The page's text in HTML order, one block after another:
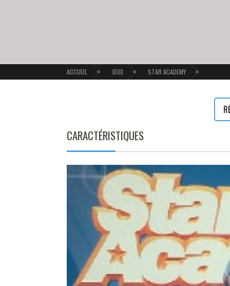
ACCUEIL JEUX STAR ACADEMY
CARACTÉRISTIQUES